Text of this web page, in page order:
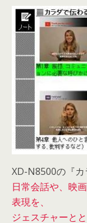
XD-N8500の『カ
日常会話や、映
表現を、
ジェスチャーと